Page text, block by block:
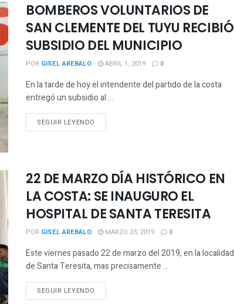
BOMBEROS VOLUNTARIOS DE
SAN CLEMENTE DEL TUYU RECIBIÓ
SUBSIDIO DEL MUNICIPIO
POR GISEL AREBALO ABRIL 1, 2019 0
En la tarde de hoy el intendente del partido de la costa
entregó un subsidio al ...
SEGUIR LEYENDO
22 DE MARZO DÍA HISTÓRICO EN
LA COSTA: SE INAUGURO EL
HOSPITAL DE SANTA TERESITA
POR GISEL AREBALO MARZO 23, 2019 0
Este viernes pasado 22 de marzo del 2019, en la localidad
de Santa Teresita, mas precisamente ...
SEGUIR LEYENDO